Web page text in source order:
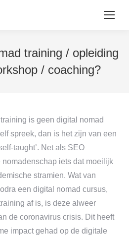
training / opleiding
/ coaching?
is geen digital nomad
spreek, dan is het zijn van een
taught’. Net als SEO
iets dat moeilijk
stramien. Wat van
een digital nomad cursus,
af is, is deze alweer
de coronavirus crisis. Dit heeft
impact gehad op de digitale